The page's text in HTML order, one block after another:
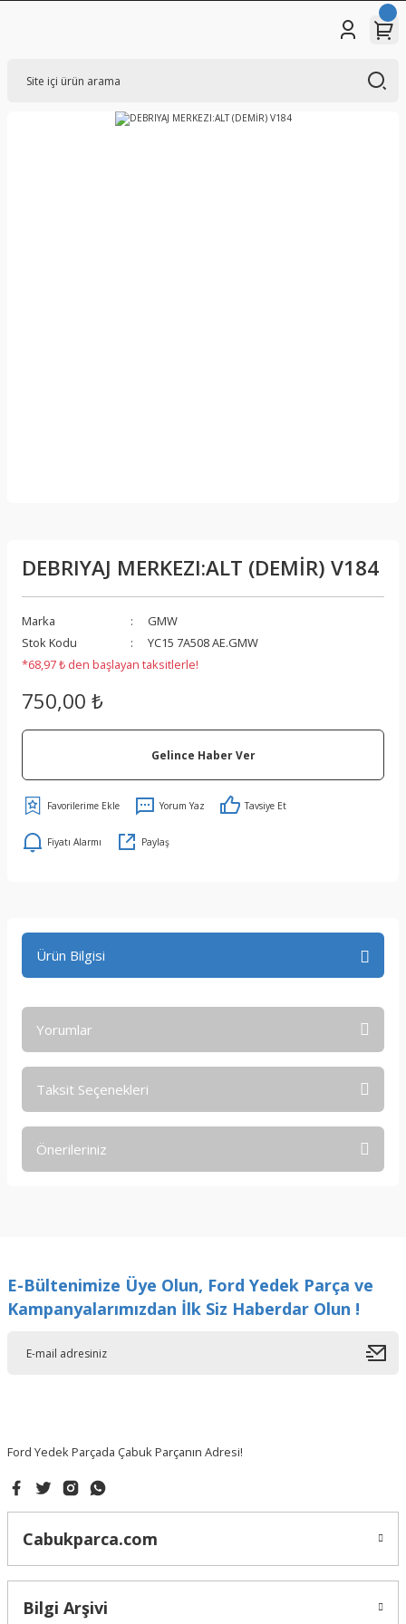
DEBRIYAJ MERKEZI:ALT (DEMİR) V184
Marka
GMW
Stok Kodu
YC15 7A508 AE.GMW
*68,97 ₺ den başlayan taksitlerle!
750,00 ₺
Gelince Haber Ver
Yorum Yaz Tavsiye Et
Fiyatı Alarmı Paylaş
Ürün Bilgisi
Yorumlar
Taksit Seçenekleri
Önerileriniz
Ürün resmi kalitesiz, bozuk veya görüntülenemiyor.
Ürün açıklamasında eksik bilgiler bulunuyor.
Gönder
E-Bültenimize Üye Olun, Ford Yedek Parça ve
Kampanyalarımızdan İlk Siz Haberdar Olun !
Ford Yedek Parçada Çabuk Parçanın Adresi!
Cabukparca.com
Bilgi Arşivi